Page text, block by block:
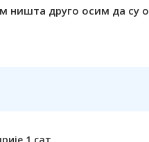
ништа друго осим да су